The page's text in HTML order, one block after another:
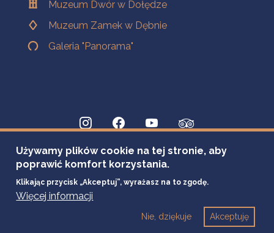
Muzeum Dwór w Dołędze
Muzeum Zamek w Dębnie
Galeria "Panorama"
Używamy plików cookie na tej stronie, aby
poprawić komfort korzystania.
Klikając przycisk „Akceptuj”, wyrażasz na to zgodę.
Więcej informacji
Akceptuję
Nie, dziękuje